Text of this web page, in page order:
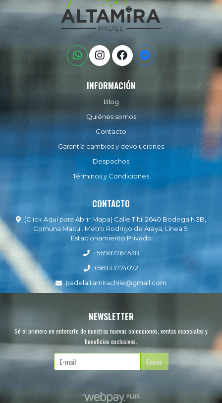
INFORMACIÓN
Blog
Quiénes somos
Contacto
Garantía cambios y devoluciones
Despachos
Términos y Condiciones
CONTACTO
(Click Aquí para Abrir Mapa) Calle Tiltil 2640 Bodega N3B,
Comuna Macul. Metro Rodrigo de Araya, Línea 5.
Estacionamiento Privado
+56987764538
+56933774072
padelaltamirachile@gmail.com
NEWSLETTER
Sé el primero en enterarte de nuestras nuevas colecciones, ventas especiales y
beneficios exclusivos.
Enviar